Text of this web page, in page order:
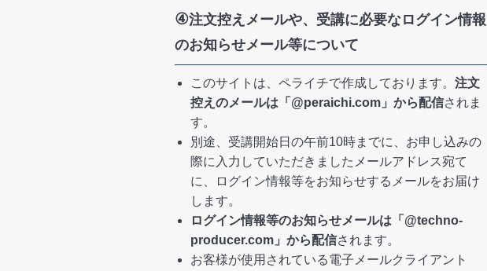
④注文控えメールや、受講に必要なログイン情報
のお知らせメール等について
このサイトは、ペライチで作成しております。 注文
控えのメールは「@peraichi.com」から配信されま
す。
別途、受講開始日の午前10時までに、お申し込みの
際に入力していただきましたメールアドレス宛て
に、ログイン情報等をお知らせするメールをお届け
します。
ログイン情報等のお知らせメールは 「@techno-
producer.com」から配信されます。
お客様が使用されている電子メールクライアント